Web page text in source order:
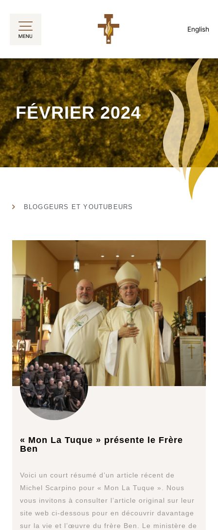
contenu
English
FÉVRIER 2024
BLOGGEURS ET YOUTUBEURS
« Mon La Tuque » présente le Frère
Ben
Voici un court résumé d’un article récent de
Michel Scarpino pour « Mon La Tuque ». Nous
vous invitons à consulter l’article original sur leur
site web ci-dessous pour en découvrir davantage
sur la vie et l’œuvre du frère Ben. Le ministère de